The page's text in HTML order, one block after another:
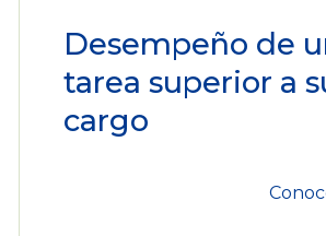
Desempeño de
tarea superior a
cargo